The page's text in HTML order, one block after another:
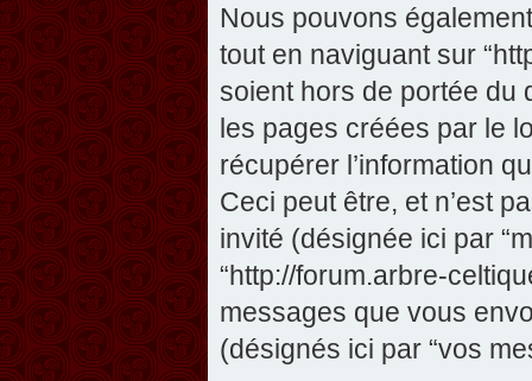
Nous pouvons
tout en naviguant sur
soient hors de portée du
les pages créées par le
récupérer l’information
Ceci peut être, et n’est
invité (désignée ici par
“http://forum.arbre-
messages que vous
(désignés ici par “vos